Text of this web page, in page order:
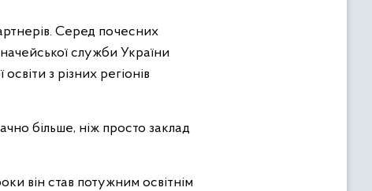
служби України
з різних регіонів
більше, ніж просто заклад
він став потужним освітнім